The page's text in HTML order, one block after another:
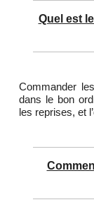
Quel est
Commander
dans le bon
les reprises, et